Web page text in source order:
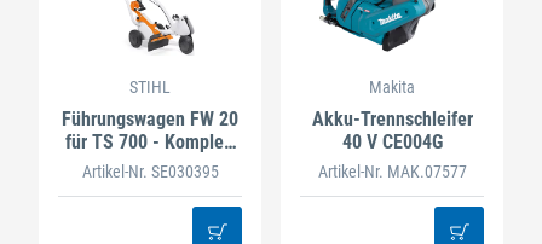
STIHL
Führungswagen FW 20
für TS 700 - Komplett
mit Anbausatz
Artikel-Nr. SE030395
Makita
Akku-Trennschleifer
40 V CE004G
Artikel-Nr. MAK.07577